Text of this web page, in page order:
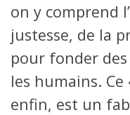
on y comprend
justesse, de la
pour fonder
les humains. Ce
enfin, est un